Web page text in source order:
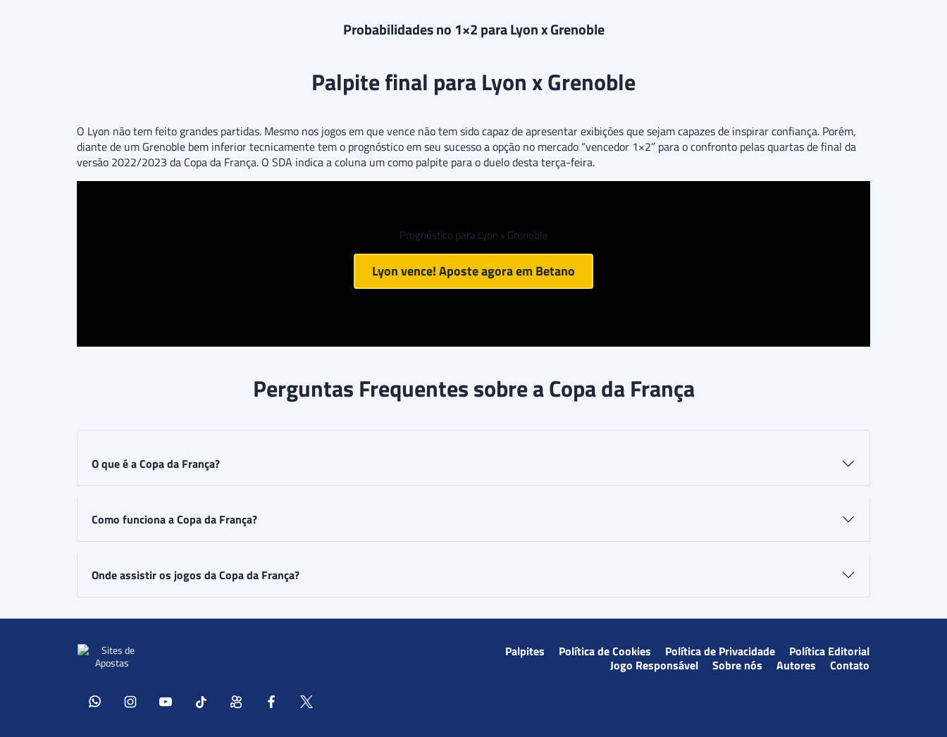
Probabilidades no 1×2 para Lyon x Grenoble
Palpite final para Lyon x Grenoble
O Lyon não tem feito grandes partidas. Mesmo nos jogos em que vence não tem sido capaz de apresentar exibições que sejam capazes de inspirar confiança. Porém,
diante de um Grenoble bem inferior tecnicamente tem o prognóstico em seu sucesso a opção no mercado “vencedor 1×2” para o confronto pelas quartas de final da
versão 2022/2023 da Copa da França. O SDA indica a coluna um como palpite para o duelo desta terça-feira.
Prognóstico para Lyon x Grenoble
Lyon vence! Aposte agora em Betano
Perguntas Frequentes sobre a Copa da França
O que é a Copa da França?
Como funciona a Copa da França?
Onde assistir os jogos da Copa da França?
Palpites Política de Cookies Política de Privacidade
Política Editorial
Jogo Responsável
Sobre nós Autores Contato